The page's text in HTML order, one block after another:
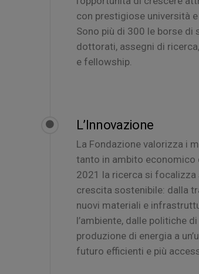
con prestigiose università
Sono più di 300 le borse
dottorati, assegni di
e fellowship.
L’Innovazione
La Fondazione valorizza i
tanto in ambito economico
2021 la ricerca si focalizza
crescita sostenibile: dalla
nuovi materiali e
l’ambiente, dalle politiche
produzione di energia a
futuro efficienti e più